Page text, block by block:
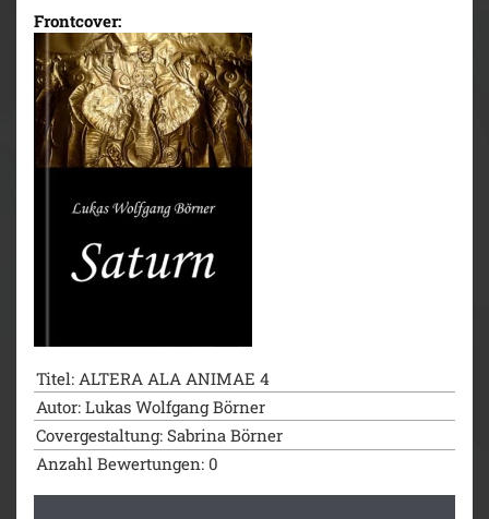
Frontcover:
Titel: ALTERA ALA ANIMAE 4
Autor: Lukas Wolfgang Börner
Covergestaltung: Sabrina Börner
Anzahl Bewertungen: 0